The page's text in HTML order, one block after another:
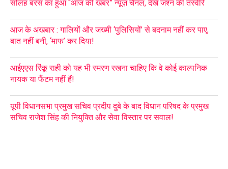
सोलह बरस का हुआ “आज की खबर” न्यूज़ चैनल, देखें जश्न की तस्वीरें
आज के अखबार : गालियों और जख्मी ‘पुलिसियों’ से बदनाम नहीं कर पाए,
बात नहीं बनी, ‘माफ’ कर दिया!
आईएएस रिंकू राही को यह भी स्मरण रखना चाहिए कि वे कोई काल्पनिक
नायक या फैंटम नहीं हैं!
यूपी विधानसभा प्रमुख सचिव प्रदीप दुबे के बाद विधान परिषद के प्रमुख
सचिव राजेश सिंह की नियुक्ति और सेवा विस्तार पर सवाल!